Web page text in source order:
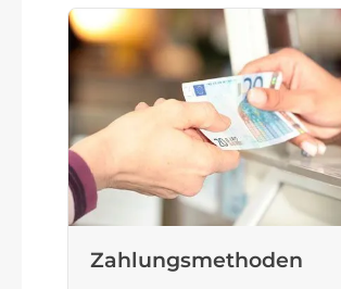
Zahlungsmethoden